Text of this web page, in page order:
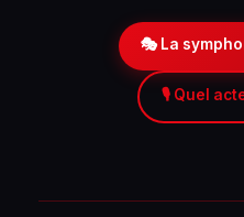
🎭 La
🎙️ Quel